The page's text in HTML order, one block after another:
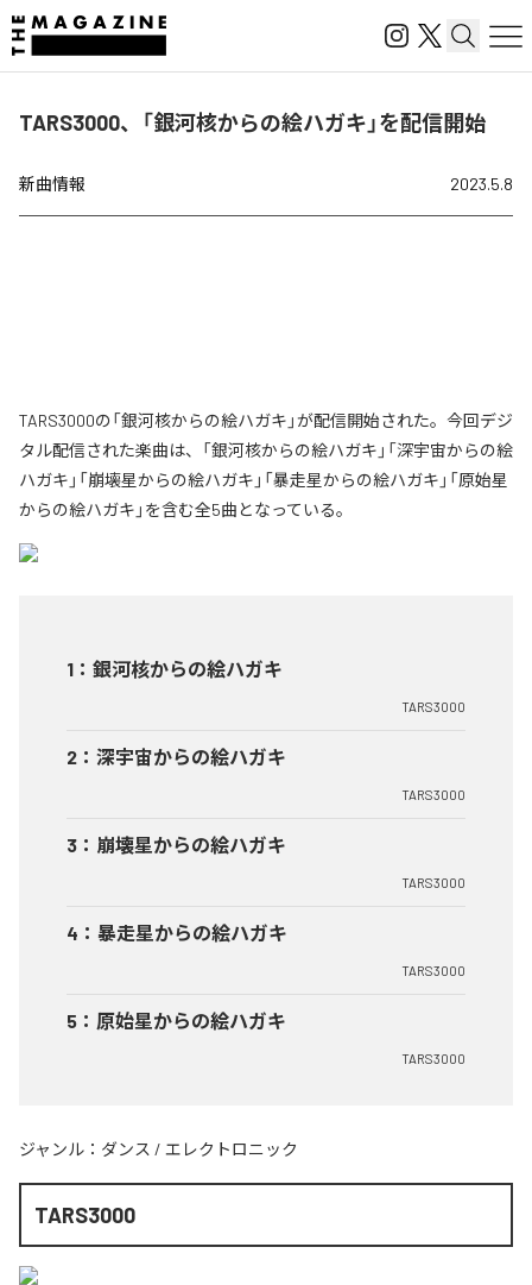
TARS3000、「銀​河​核​か​ら​の​絵​ハ​ガ​キ​」を配信開始
新曲情報 2023.5.8
TARS3000の「銀​河​核​か​ら​の​絵​ハ​ガ​キ​」が配信開始された。今回デジ
タル配信された楽曲は、「銀​河​核​か​ら​の​絵​ハ​ガ​キ」「深​宇​宙​か​ら​の​絵​
ハ​ガ​キ」「崩​壊​星​か​ら​の​絵​ハ​ガ​キ」「暴​走​星​か​ら​の​絵​ハ​ガ​キ」「原​始​星​
か​ら​の​絵​ハ​ガ​キ」を含む全5曲となっている。
1 ： 銀​河​核​か​ら​の​絵​ハ​ガ​キ
TARS3000
2 ： 深​宇​宙​か​ら​の​絵​ハ​ガ​キ
TARS3000
3 ： 崩​壊​星​か​ら​の​絵​ハ​ガ​キ
TARS3000
4 ： 暴​走​星​か​ら​の​絵​ハ​ガ​キ
TARS3000
5 ： 原​始​星​か​ら​の​絵​ハ​ガ​キ
TARS3000
ジャンル： ダンス / エレクトロニック
TARS3000